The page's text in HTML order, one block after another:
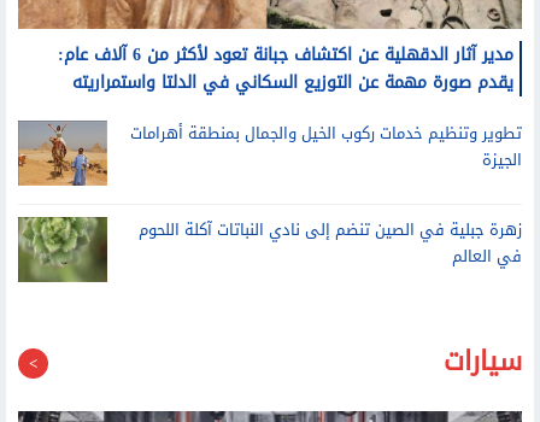
مدير آثار الدقهلية عن اكتشاف جبانة تعود لأكثر من 6 آلاف عام:
يقدم صورة مهمة عن التوزيع السكاني في الدلتا واستمراريته
تطوير وتنظيم خدمات ركوب الخيل والجمال بمنطقة أهرامات
الجيزة
في العالم